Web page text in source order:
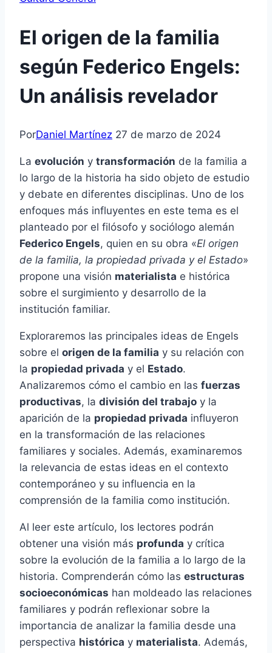
El origen de la familia
según Federico Engels:
Un análisis revelador
PorDaniel Martínez 27 de marzo de 2024
La evolución y transformación de la familia a
lo largo de la historia ha sido objeto de estudio
y debate en diferentes disciplinas. Uno de los
enfoques más influyentes en este tema es el
planteado por el filósofo y sociólogo alemán
Federico Engels, quien en su obra «El origen
de la familia, la propiedad privada y el Estado»
propone una visión materialista e histórica
sobre el surgimiento y desarrollo de la
institución familiar.
Exploraremos las principales ideas de Engels
sobre el origen de la familia y su relación con
la propiedad privada y el Estado.
Analizaremos cómo el cambio en las fuerzas
productivas, la división del trabajo y la
aparición de la propiedad privada influyeron
en la transformación de las relaciones
familiares y sociales. Además, examinaremos
la relevancia de estas ideas en el contexto
contemporáneo y su influencia en la
comprensión de la familia como institución.
Al leer este artículo, los lectores podrán
obtener una visión más profunda y crítica
sobre la evolución de la familia a lo largo de la
historia. Comprenderán cómo las estructuras
socioeconómicas han moldeado las relaciones
familiares y podrán reflexionar sobre la
importancia de analizar la familia desde una
perspectiva histórica y materialista. Además,